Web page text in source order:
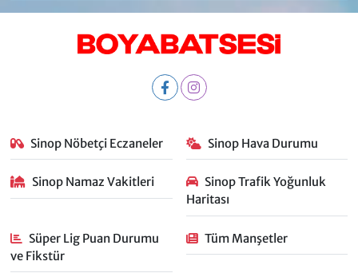
Sinop Nöbetçi Eczaneler Sinop Hava Durumu
Sinop Namaz Vakitleri
Sinop Trafik Yoğunluk
Haritası
Süper Lig Puan Durumu
ve Fikstür
Tüm Manşetler